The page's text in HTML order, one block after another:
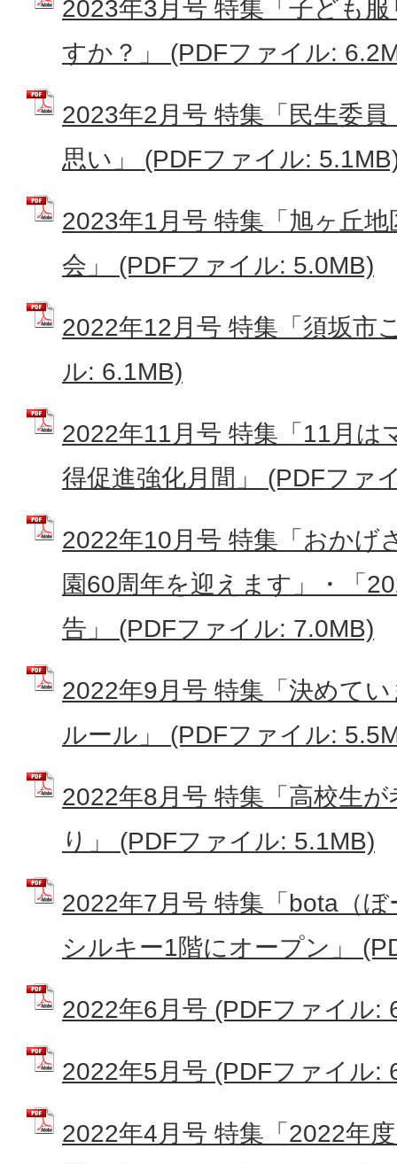
2023年3月号 特集「子ども
すか？」 (PDFファイル:
2023年2月号 特集「民生委
思い」 (PDFファイル:
2023年1月号 特集「旭ヶ丘
会」 (PDFファイル: 5.0MB)
2022年12月号 特集「須坂市
ル: 6.1MB)
2022年11月号 特集「11月は
得促進強化月間」 (PDFファ
2022年10月号 特集「おかげ
園60周年を迎えます」・「
告」 (PDFファイル: 7.0MB)
2022年9月号 特集「決めて
ルール」 (PDFファイル:
2022年8月号 特集「高校生
り」 (PDFファイル: 5.1MB)
2022年7月号 特集「bota（
シルキー1階にオープン」
2022年6月号 (PDFファイル:
2022年5月号 (PDFファイル:
2022年4月号 特集「2022年